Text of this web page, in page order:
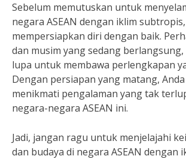
Sebelum memutuskan untuk
negara ASEAN dengan iklim
mempersiapkan diri dengan baik.
dan musim yang sedang
lupa untuk membawa perlengkapan
Dengan persiapan yang matang,
menikmati pengalaman yang tak
negara-negara ASEAN ini.
Jadi, jangan ragu untuk menjelajahi
dan budaya di negara ASEAN dengan